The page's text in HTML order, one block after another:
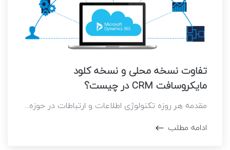
تفاوت نسخه محلی و نسخه کلود
مایکروسافت CRM در چیست؟
مقدمه هر روزه تکنولوژی اطلاعات و ارتباطات در حوزه...
ادامه مطلب